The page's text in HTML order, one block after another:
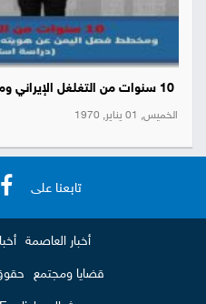
الخميس, 01 يناير, 1970
تابعنا على
أخبار العاصمة
قضايا ومجتمع